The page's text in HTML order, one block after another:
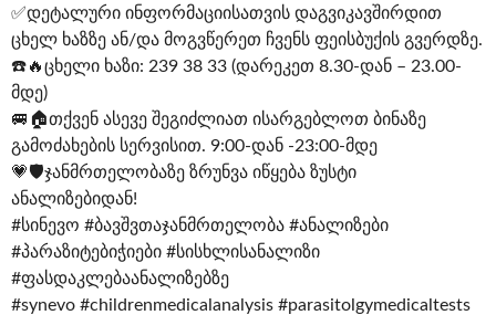
✅დეტალური ინფორმაციისათვის დაგვიკავშირდით
ცხელ ხაზზე ან/და მოგვწერეთ ჩვენს ფეისბუქის გვერდზე.
☎️🔥ცხელი ხაზი: 239 38 33 (დარეკეთ 8.30-დან – 23.00-
მდე)
🚐🏠თქვენ ასევე შეგიძლიათ ისარგებლოთ ბინაზე
გამოძახების სერვისით. 9:00-დან -23:00-მდე
💗🛡ჯანმრთელობაზე ზრუნვა იწყება ზუსტი
ანალიზებიდან!
#სინევო #ბავშვთაჯანმრთელობა #ანალიზები
#პარაზიტებიჭიები #სისხლისანალიზი
#ფასდაკლებაანალიზებზე
#synevo #childrenmedicalanalysis #parasitolgymedicaltests